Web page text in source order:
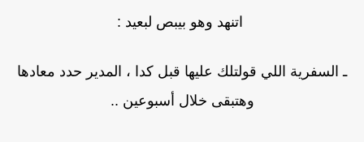
اتنهد وهو بيبص لبعيد :
ـ السفرية اللي قولتلك عليها قبل كدا ، المدير حدد معادها
وهتبقى خلال أسبوعين ..